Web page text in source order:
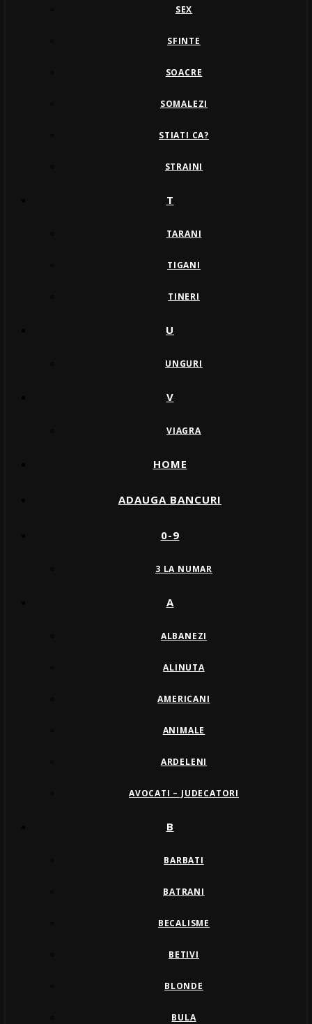
SEX
SFINTE
SOACRE
SOMALEZI
STIATI CA?
STRAINI
T
TARANI
TIGANI
TINERI
U
UNGURI
V
VIAGRA
HOME
ADAUGA BANCURI
0-9
3 LA NUMAR
A
ALBANEZI
ALINUTA
AMERICANI
ANIMALE
ARDELENI
AVOCATI – JUDECATORI
B
BARBATI
BATRANI
BECALISME
BETIVI
BLONDE
BULA